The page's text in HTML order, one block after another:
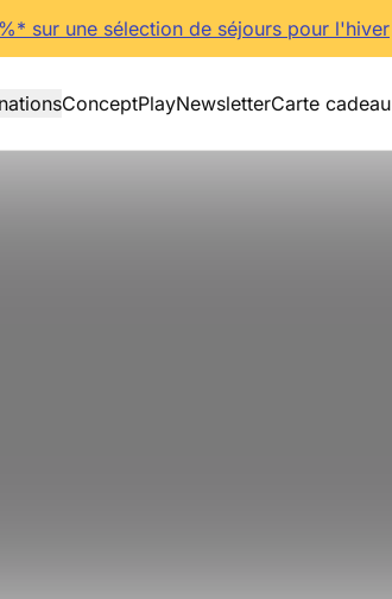
sur une sélection de séjours pour l'hiver
ConceptPlayNewsletterCarte cadeau